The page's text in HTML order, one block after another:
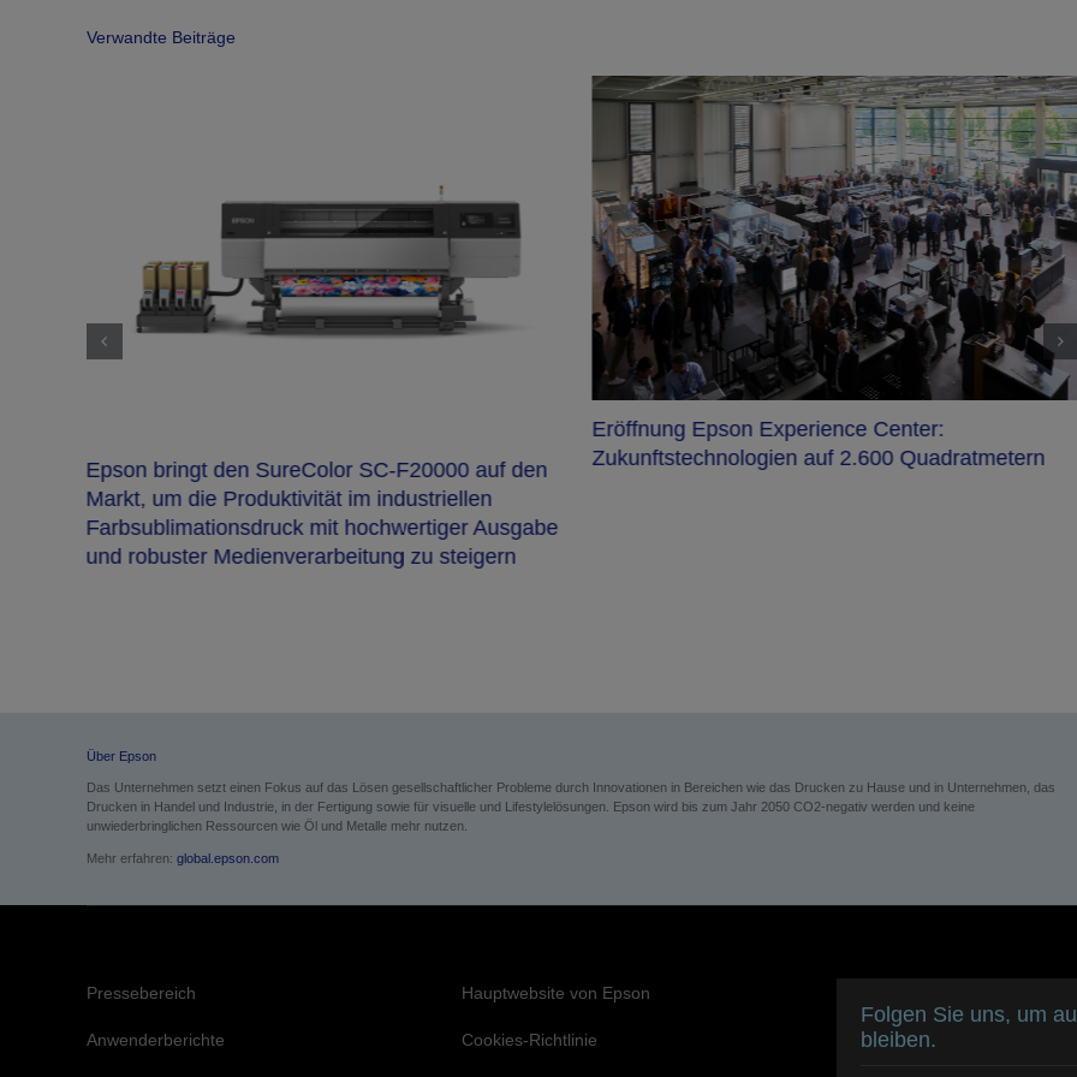
Verwandte Beiträge
Epson bringt den SureColor SC-F20000 auf den
Markt, um die Produktivität im industriellen
Farbsublimationsdruck mit hochwertiger Ausgabe
und robuster Medienverarbeitung zu steigern
Eröffnung Epson Experience Center:
Zukunftstechnologien auf 2.600 Quadratmetern
Über Epson
Das Unternehmen setzt einen Fokus auf das Lösen gesellschaftlicher Probleme durch Innovationen in Bereichen wie das Drucken zu Hause und in Unternehmen, das
Drucken in Handel und Industrie, in der Fertigung sowie für visuelle und Lifestylelösungen. Epson wird bis zum Jahr 2050 CO2-negativ werden und keine
unwiederbringlichen Ressourcen wie Öl und Metalle mehr nutzen.
Mehr erfahren: global.epson.com
Pressebereich
Anwenderberichte
Hauptwebsite von Epson
Cookies-Richtlinie
Folgen Sie uns, um
bleiben.